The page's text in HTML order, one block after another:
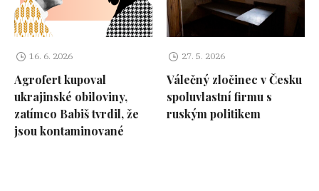
16. 6. 2026
Agrofert kupoval
ukrajinské obiloviny,
zatímco Babiš tvrdil, že
jsou kontaminované
27. 5. 2026
Válečný zločinec v Česku
spoluvlastní firmu s
ruským politikem